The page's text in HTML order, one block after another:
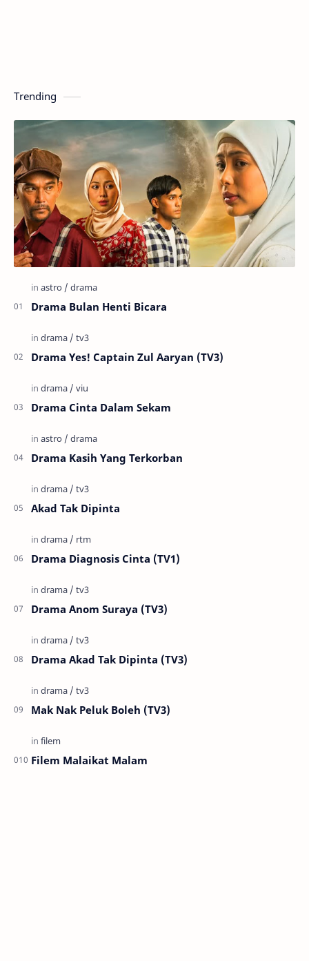
Trending
Drama Bulan Henti Bicara
Drama Yes! Captain Zul Aaryan (TV3)
Drama Cinta Dalam Sekam
Drama Kasih Yang Terkorban
Akad Tak Dipinta
Drama Diagnosis Cinta (TV1)
Drama Anom Suraya (TV3)
Drama Akad Tak Dipinta (TV3)
Mak Nak Peluk Boleh (TV3)
Filem Malaikat Malam